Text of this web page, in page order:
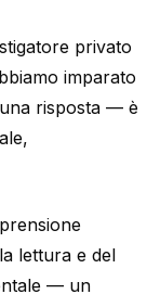
privato
imparato
risposta — è
lettura e del
— un